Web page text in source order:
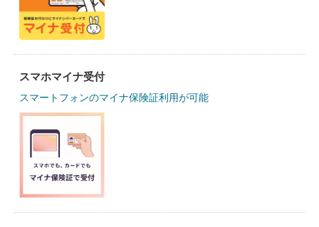
スマホマイナ受付
スマートフォンのマイナ保険証利用が可能